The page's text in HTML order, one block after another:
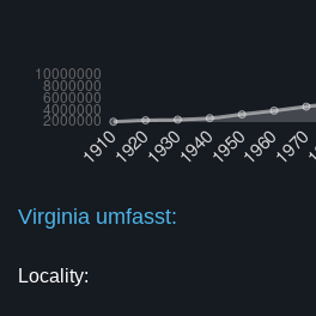
Virginia umfasst:
Locality: